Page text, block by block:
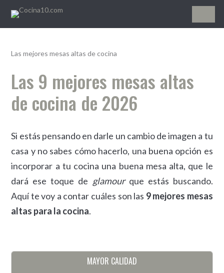
Cocina10.com
Las mejores mesas altas de cocina
Las 9 mejores mesas altas
de cocina de 2026
Si estás pensando en darle un cambio de imagen a tu
casa y no sabes cómo hacerlo, una buena opción es
incorporar a tu cocina una buena mesa alta, que le
dará ese toque de glamourque estás buscando.
Aquí te voy a contar cuáles son las 9 mejores mesas
altas para la cocina.
MAYOR CALIDAD